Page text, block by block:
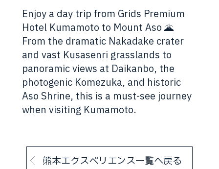
Enjoy a day trip from Grids Premium
Hotel Kumamoto to Mount Aso 🌋
From the dramatic Nakadake crater
and vast Kusasenri grasslands to
panoramic views at Daikanbo, the
photogenic Komezuka, and historic
Aso Shrine, this is a must-see journey
when visiting Kumamoto.
熊本エクスペリエンス一覧へ戻る